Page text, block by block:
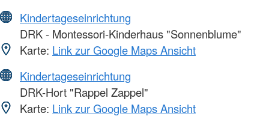
Kindertageseinrichtung
DRK - Montessori-Kinderhaus "Sonnenblume"
Karte: Link zur Google Maps Ansicht
Kindertageseinrichtung
DRK-Hort "Rappel Zappel"
Karte: Link zur Google Maps Ansicht